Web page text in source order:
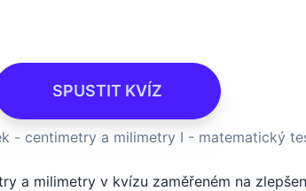
SPUSTIT KVÍZ
- centimetry a milimetry I - matematický
a milimetry v kvízu zaměřeném na